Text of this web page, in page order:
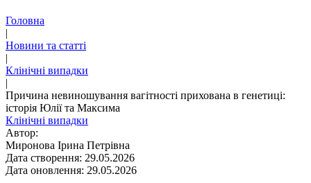
Головна
|
Новини та статті
|
Клінічні випадки
|
Причина невиношування вагітності прихована в генетиці:
історія Юлії та Максима
Клінічні випадки
Автор:
Миронова Ірина Петрівна
Дата створення: 29.05.2026
Дата оновлення: 29.05.2026